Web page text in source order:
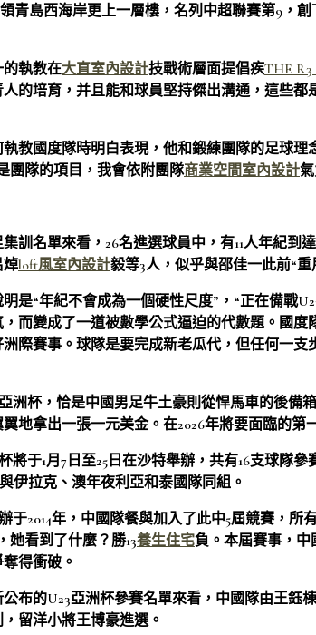
青島西海岸更上一層樓，名列中超聯賽第9，
執教在大直室內設計技戰術層面提倡疾THE
的培育，并且能和球員堅持傑出溝通，這些都
教國度隊時明白表現，他和鍛練團隊的足球理
團隊的項目，我會依附團隊商業空間室內設計
訓名單來看，26名進選球員中，有11人年紀到
焯loft風室內設計毅等3人，似乎與邵佳一此前“重
是“年紀不會成為一個硬性尺度”，“正在備戰
而變成了一道被數學公式逼迫的代數題。國度
際賽事。球隊是要完成新老瓜代，但任何一
洲杯，恰是中國男足牛土豪則從悍馬車的後備
地拿出一張一元美金。在2026年將要面臨的第
將于1月7日至25日在沙特舉辦，共有16支球隊
伊拉克、澳年夜利亞和泰國隊同組。
于2014年，中國隊餐與加入了此中5屆競賽，所
她看到了什麼？勝13養生住宅負。本屆賽事，
得衝破。
布的U23亞洲杯參賽名單來看，中國隊由王鈺
留洋小將王博豪進選。